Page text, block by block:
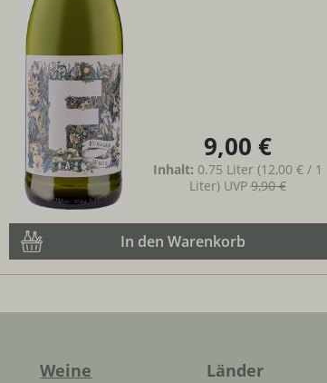
Regulärer Preis:
9,00 €
Inhalt: 0.75 Liter (12,00 € / 1
Liter) UVP9,90 €
In den Warenkorb
Weine Länder